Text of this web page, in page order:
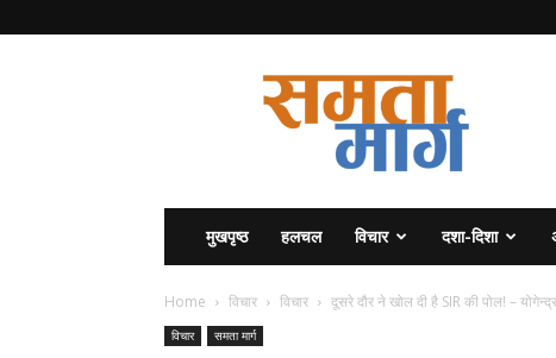
मुखपृष्ठ हलचल विचार दशा-दिशा
Home विचार विचार दूसरे दौर ने खोल दी है SIR की पोल! –
विचार समता मार्ग